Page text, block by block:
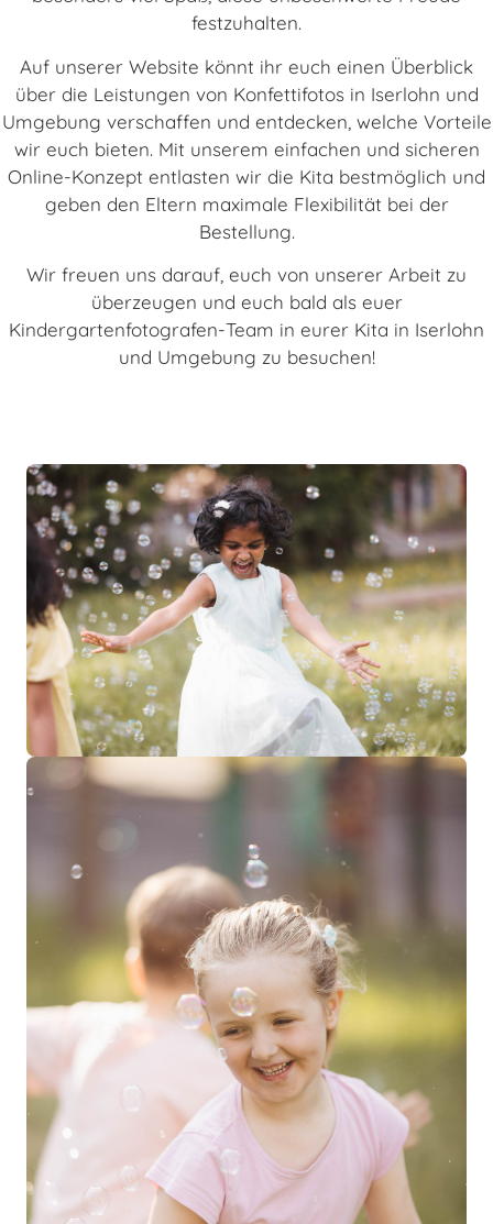
festzuhalten.
Auf unserer Website könnt ihr euch einen Überblick
über die Leistungen von Konfettifotos in Iserlohn und
Umgebung verschaffen und entdecken, welche Vorteile
wir euch bieten. Mit unserem einfachen und sicheren
Online-Konzept entlasten wir die Kita bestmöglich und
geben den Eltern maximale Flexibilität bei der
Bestellung.
Wir freuen uns darauf, euch von unserer Arbeit zu
überzeugen und euch bald als euer
Kindergartenfotografen-Team in eurer Kita in Iserlohn
und Umgebung zu besuchen!